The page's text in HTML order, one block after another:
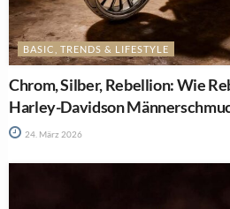
BASIC, TRENDS & LIFESTYLE
Chrom, Silber, Rebellion: Wie
Harley-Davidson
24. März 2026